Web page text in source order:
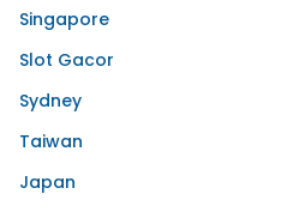
Singapore
Slot Gacor
Sydney
Taiwan
Japan